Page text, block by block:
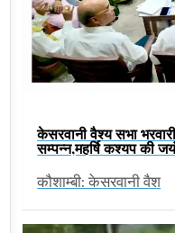
केसरवानी वैश्य सभा
सम्पन्न,महर्षि कश्यप की
कौशाम्बी: केसरवानी वैश